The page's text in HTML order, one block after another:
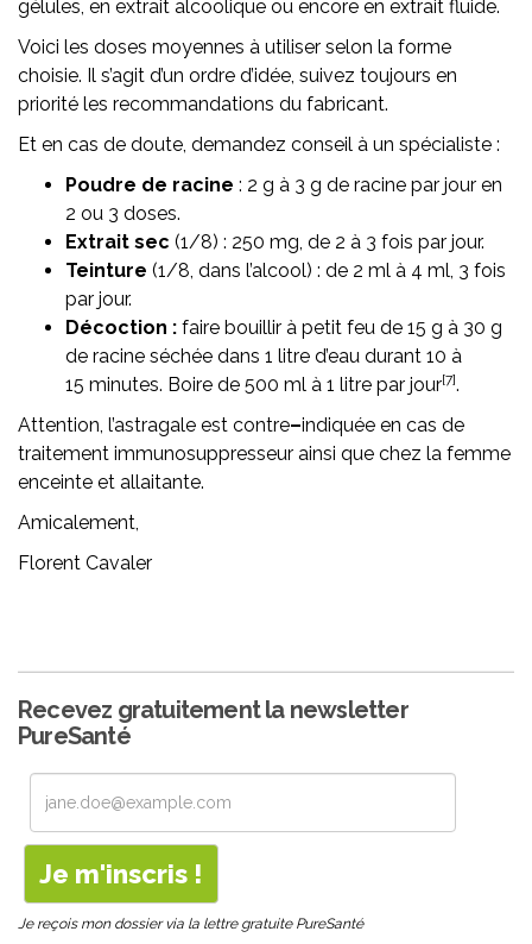
gélules, en extrait alcoolique ou encore en extrait fluide.
Voici les doses moyennes à utiliser selon la forme
choisie. Il s’agit d’un ordre d’idée, suivez toujours en
priorité les recommandations du fabricant.
Et en cas de doute, demandez conseil à un spécialiste :
Poudre de racine : 2 g à 3 g de racine par jour en
2 ou 3 doses.
Extrait sec (1/8) : 250 mg, de 2 à 3 fois par jour.
Teinture (1/8, dans l’alcool) : de 2 ml à 4 ml, 3 fois
par jour.
Décoction : faire bouillir à petit feu de 15 g à 30 g
de racine séchée dans 1 litre d’eau durant 10 à
15 minutes. Boire de 500 ml à 1 litre par jour[7].
Attention, l’astragale est contre–indiquée en cas de
traitement immunosuppresseur ainsi que chez la femme
enceinte et allaitante.
Amicalement,
Florent Cavaler
Recevez gratuitement la newsletter
PureSanté
Je reçois mon dossier via la lettre gratuite PureSanté